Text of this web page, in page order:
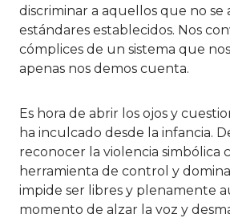
discriminar a aquellos que no se
estándares establecidos. Nos
cómplices de un sistema que
apenas nos demos cuenta.
Es hora de abrir los ojos y
ha inculcado desde la infancia.
reconocer la violencia simbólica
herramienta de control y
impide ser libres y plenamente
momento de alzar la voz y